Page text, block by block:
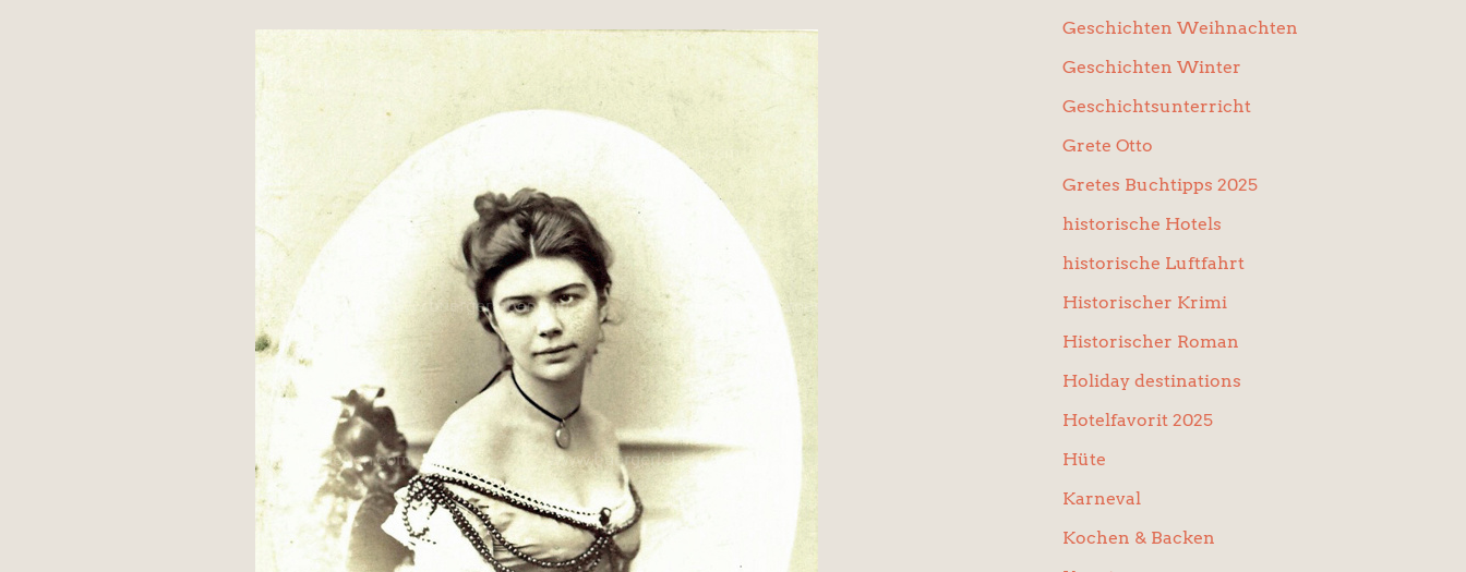
Geschichten Weihnachten
Geschichten Winter
Geschichtsunterricht
Grete Otto
Gretes Buchtipps 2025
historische Hotels
historische Luftfahrt
Historischer Krimi
Historischer Roman
Holiday destinations
Hotelfavorit 2025
Hüte
Karneval
Kochen & Backen